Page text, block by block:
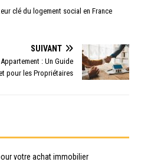
clé du logement social en France
SUIVANT
: Un Guide
pour les Propriétaires
votre achat immobilier